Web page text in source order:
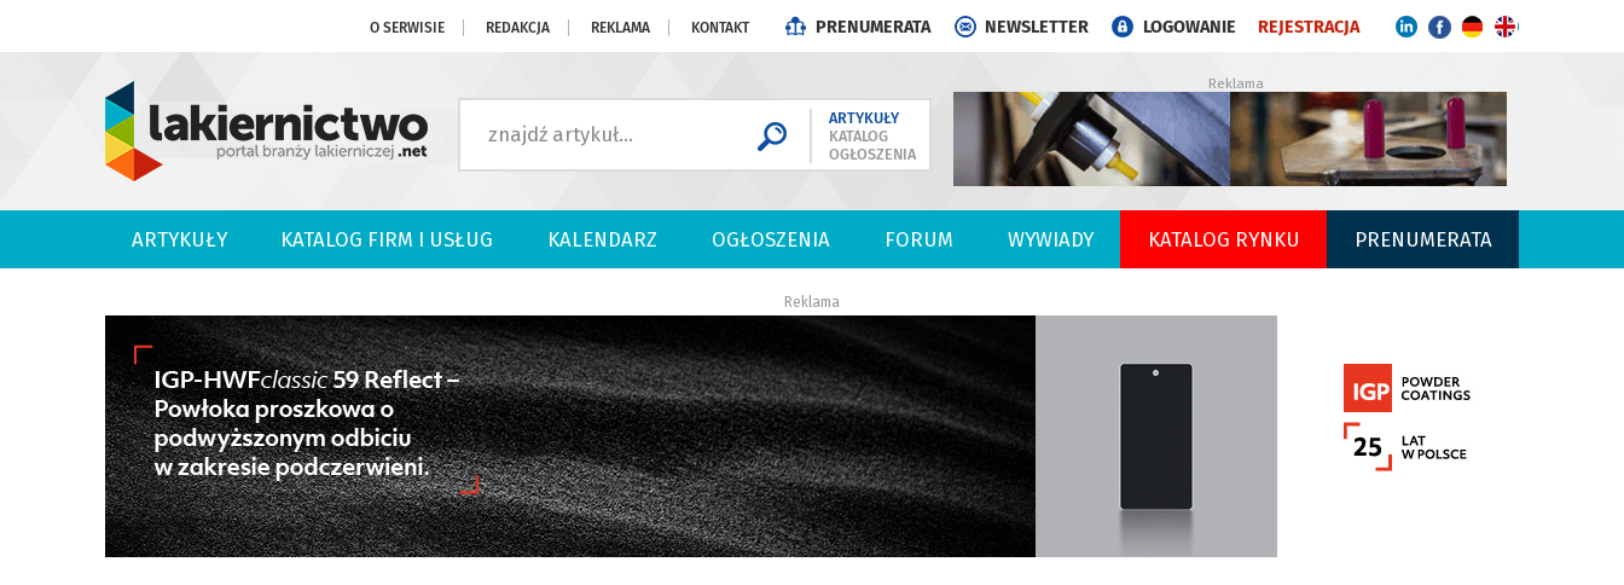
O SERWISIE REDAKCJA REKLAMA KONTAKT PRENUMERATA NEWSLETTER LOGOWANIE REJESTRACJA
ARTYKUŁY
KATALOG
OGŁOSZENIA
Reklama
ARTYKUŁY KATALOG FIRM I USŁUG KALENDARZ OGŁOSZENIA FORUM WYWIADY KATALOG RYNKU PRENUMERATA
Reklama